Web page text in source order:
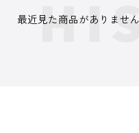
最近見た商品がありません